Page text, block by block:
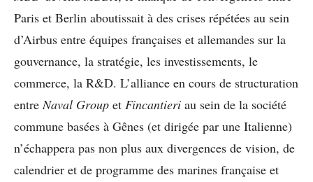
Paris et Berlin aboutissait à des crises répétées au sein
d’Airbus entre équipes françaises et allemandes sur la
gouvernance, la stratégie, les investissements, le
commerce, la R&D. L’alliance en cours de structuration
entreNaval Group et Fincantieri au sein de la société
commune basées à Gênes (et dirigée par une Italienne)
n’échappera pas non plus aux divergences de vision, de
calendrier et de programme des marines française et